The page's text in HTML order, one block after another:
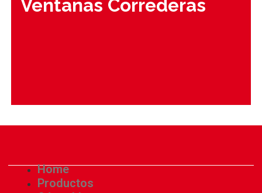
Ventanas Correderas
Home
Productos